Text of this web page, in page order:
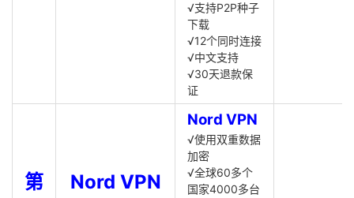
√支持P2P种子
下载
√12个同时连接
√中文支持
√30天退款保
证
第
Nord VPN
Nord VPN
√使用双重数据
加密
√全球60多个
国家4000多台